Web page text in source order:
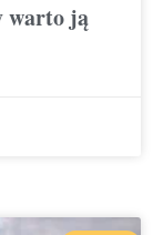
warto ją